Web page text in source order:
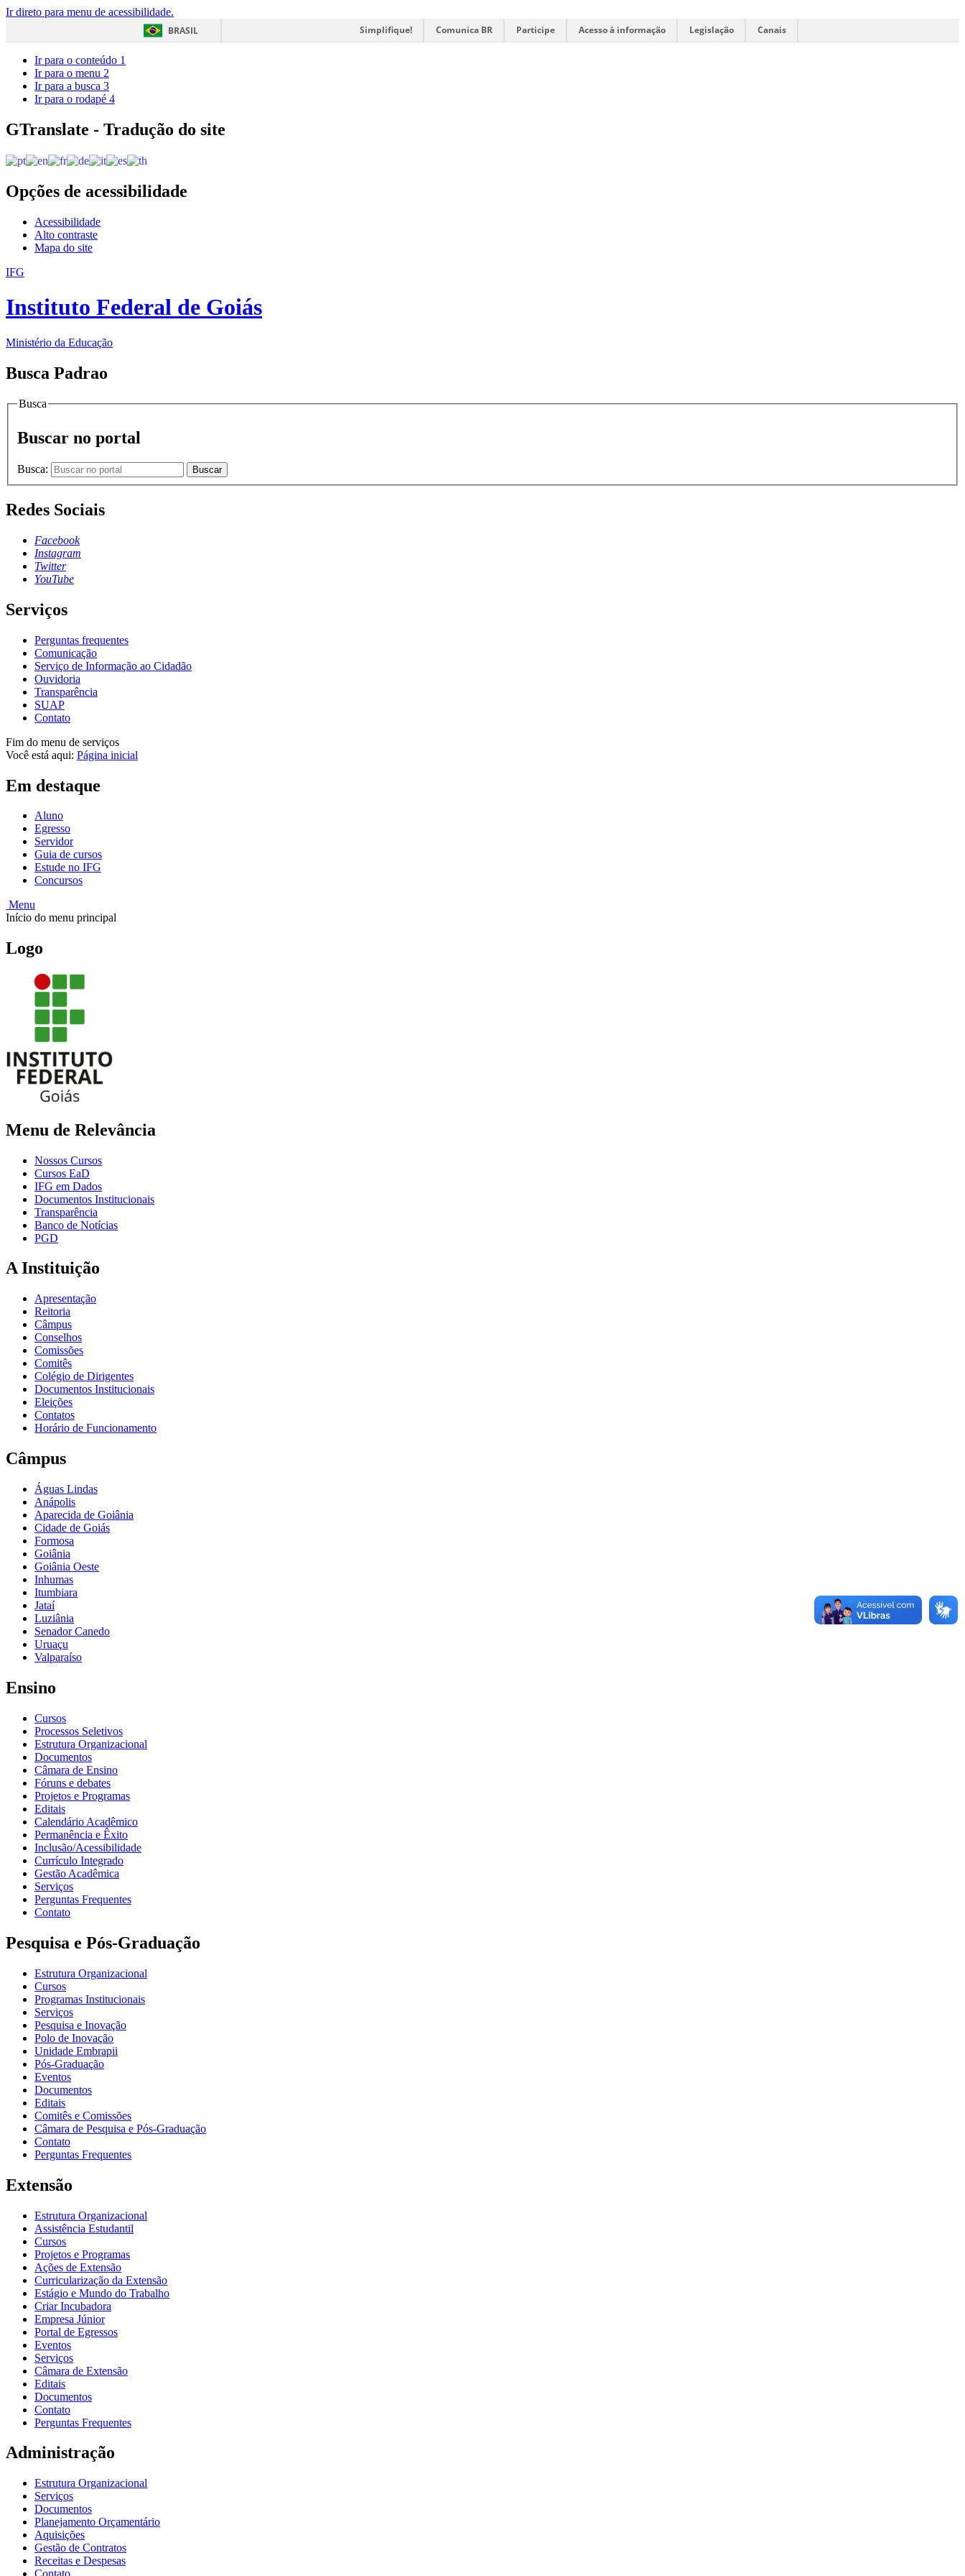
Ir direto para menu de acessibilidade.
BRASIL
Simplifique! Comunica BR Participe Acesso à informação Legislação Canais
Ir para o conteúdo 1
Ir para o menu 2
Ir para a busca 3
Ir para o rodapé 4
GTranslate - Tradução do site
Opções de acessibilidade
Acessibilidade
Alto contraste
Mapa do site
IFG
Instituto Federal de Goiás
Ministério da Educação
Busca Padrao
Busca
Buscar no portal
Busca: Buscar
Redes Sociais
Facebook
Instagram
Twitter
YouTube
Serviços
Perguntas frequentes
Comunicação
Serviço de Informação ao Cidadão
Ouvidoria
Transparência
SUAP
Contato
Fim do menu de serviços
Você está aqui: Página inicial
Em destaque
Aluno
Egresso
Servidor
Guia de cursos
Estude no IFG
Concursos
Menu
Início do menu principal
Logo
Menu de Relevância
Nossos Cursos
Cursos EaD
IFG em Dados
Documentos Institucionais
Transparência
Banco de Notícias
PGD
A Instituição
Apresentação
Reitoria
Câmpus
Conselhos
Comissões
Comitês
Colégio de Dirigentes
Documentos Institucionais
Eleições
Contatos
Horário de Funcionamento
Câmpus
Águas Lindas
Anápolis
Aparecida de Goiânia
Cidade de Goiás
Formosa
Goiânia
Goiânia Oeste
Inhumas
Itumbiara
Jataí
Luziânia
Senador Canedo
Uruaçu
Valparaíso
Ensino
Cursos
Processos Seletivos
Estrutura Organizacional
Documentos
Câmara de Ensino
Fóruns e debates
Projetos e Programas
Editais
Calendário Acadêmico
Permanência e Êxito
Inclusão/Acessibilidade
Currículo Integrado
Gestão Acadêmica
Serviços
Perguntas Frequentes
Contato
Pesquisa e Pós-Graduação
Estrutura Organizacional
Cursos
Programas Institucionais
Serviços
Pesquisa e Inovação
Polo de Inovação
Unidade Embrapii
Pós-Graduação
Eventos
Documentos
Editais
Comitês e Comissões
Câmara de Pesquisa e Pós-Graduação
Contato
Perguntas Frequentes
Extensão
Estrutura Organizacional
Assistência Estudantil
Cursos
Projetos e Programas
Ações de Extensão
Curricularização da Extensão
Estágio e Mundo do Trabalho
Criar Incubadora
Empresa Júnior
Portal de Egressos
Eventos
Serviços
Câmara de Extensão
Editais
Documentos
Contato
Perguntas Frequentes
Administração
Estrutura Organizacional
Serviços
Documentos
Planejamento Orçamentário
Aquisições
Gestão de Contratos
Receitas e Despesas